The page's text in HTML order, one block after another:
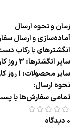
زمان و نحوه ارسال
آماده‌سازی و ارسال
انگشترهای با رکاب دست ساز: 15
سایر انگشترها: 3 روز کاری
سایر محصولات: 1 روز کاری
نحوه ارسال:
تمامی سفارش‌ها با
0 دیدگاه